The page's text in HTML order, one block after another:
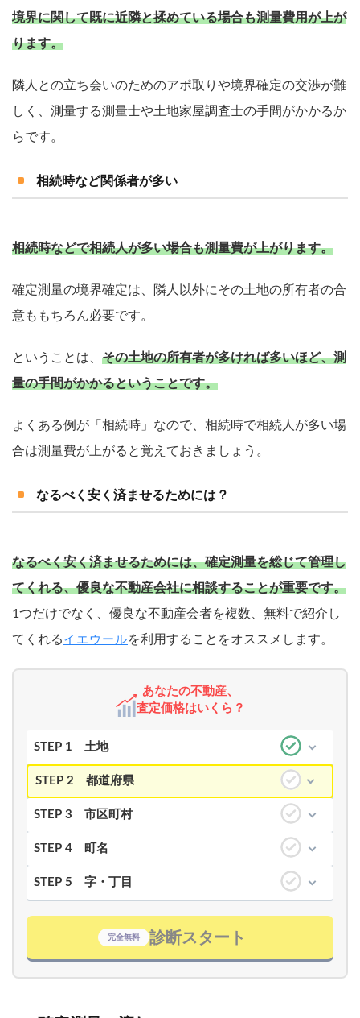
境界に関して既に近隣と揉めている場合も測量費用が上が
ります。
隣人との立ち会いのためのアポ取りや境界確定の交渉が難
しく、測量する測量士や土地家屋調査士の手間がかかるか
らです。
相続時など関係者が多い
相続時などで相続人が多い場合も測量費が上がります。
確定測量の境界確定は、隣人以外にその土地の所有者の合
意ももちろん必要です。
ということは、 その土地の所有者が多ければ多いほど、測
量の手間がかかるということです。
よくある例が「相続時」なので、相続時で相続人が多い場
合は測量費が上がると覚えておきましょう。
なるべく安く済ませるためには？
なるべく安く済ませるためには、確定測量を総じて管理し
てくれる、優良な不動産会社に相談することが重要です。
1つだけでなく、優良な不動産会者を複数、無料で紹介し
てくれる イエウール を利用することをオススメします。
あなたの不動産、
査定価格はいくら？
STEP 1 土地
STEP 2 都道府県
STEP 3 市区町村
STEP 4 町名
STEP 5 字・丁目
完全無料 診断スタート
【完全無料】うちの価格いくら？